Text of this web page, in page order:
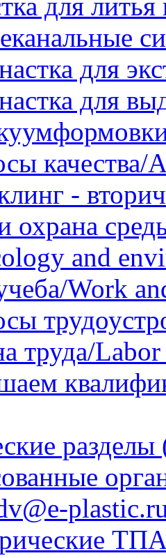
для
для
качества/
-
охрана
and
Work
труда/Labor